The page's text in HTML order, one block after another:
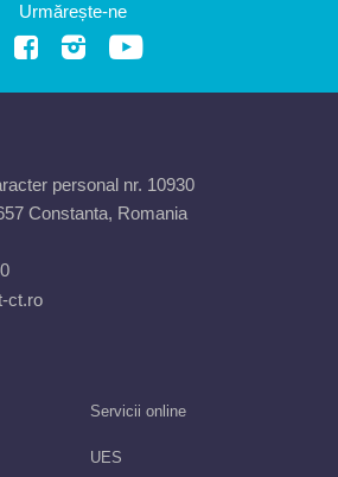
Urmărește-ne
personal nr. 10930
Constanta, Romania
ct.ro
Servicii online
UES